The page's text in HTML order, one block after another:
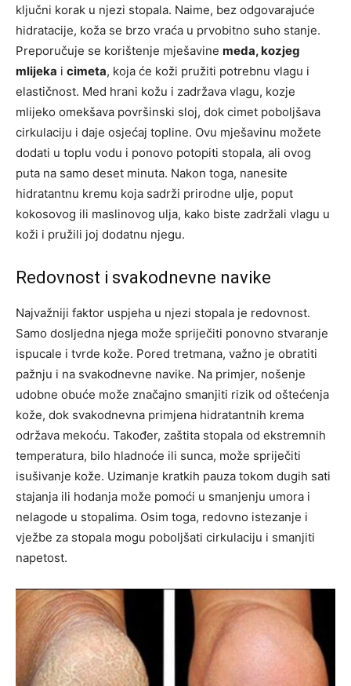
ključni korak u njezi stopala. Naime, bez odgovarajuće
hidratacije, koža se brzo vraća u prvobitno suho stanje.
Preporučuje se korištenje mješavine meda, kozjeg
mlijeka i cimeta, koja će koži pružiti potrebnu vlagu i
elastičnost. Med hrani kožu i zadržava vlagu, kozje
mlijeko omekšava površinski sloj, dok cimet poboljšava
cirkulaciju i daje osjećaj topline. Ovu mješavinu možete
dodati u toplu vodu i ponovo potopiti stopala, ali ovog
puta na samo deset minuta. Nakon toga, nanesite
hidratantnu kremu koja sadrži prirodne ulje, poput
kokosovog ili maslinovog ulja, kako biste zadržali vlagu u
koži i pružili joj dodatnu njegu.
Redovnost i svakodnevne navike
Najvažniji faktor uspjeha u njezi stopala je redovnost.
Samo dosljedna njega može spriječiti ponovno stvaranje
ispucale i tvrde kože. Pored tretmana, važno je obratiti
pažnju i na svakodnevne navike. Na primjer, nošenje
udobne obuće može značajno smanjiti rizik od oštećenja
kože, dok svakodnevna primjena hidratantnih krema
održava mekoću. Također, zaštita stopala od ekstremnih
temperatura, bilo hladnoće ili sunca, može spriječiti
isušivanje kože. Uzimanje kratkih pauza tokom dugih sati
stajanja ili hodanja može pomoći u smanjenju umora i
nelagode u stopalima. Osim toga, redovno istezanje i
vježbe za stopala mogu poboljšati cirkulaciju i smanjiti
napetost.